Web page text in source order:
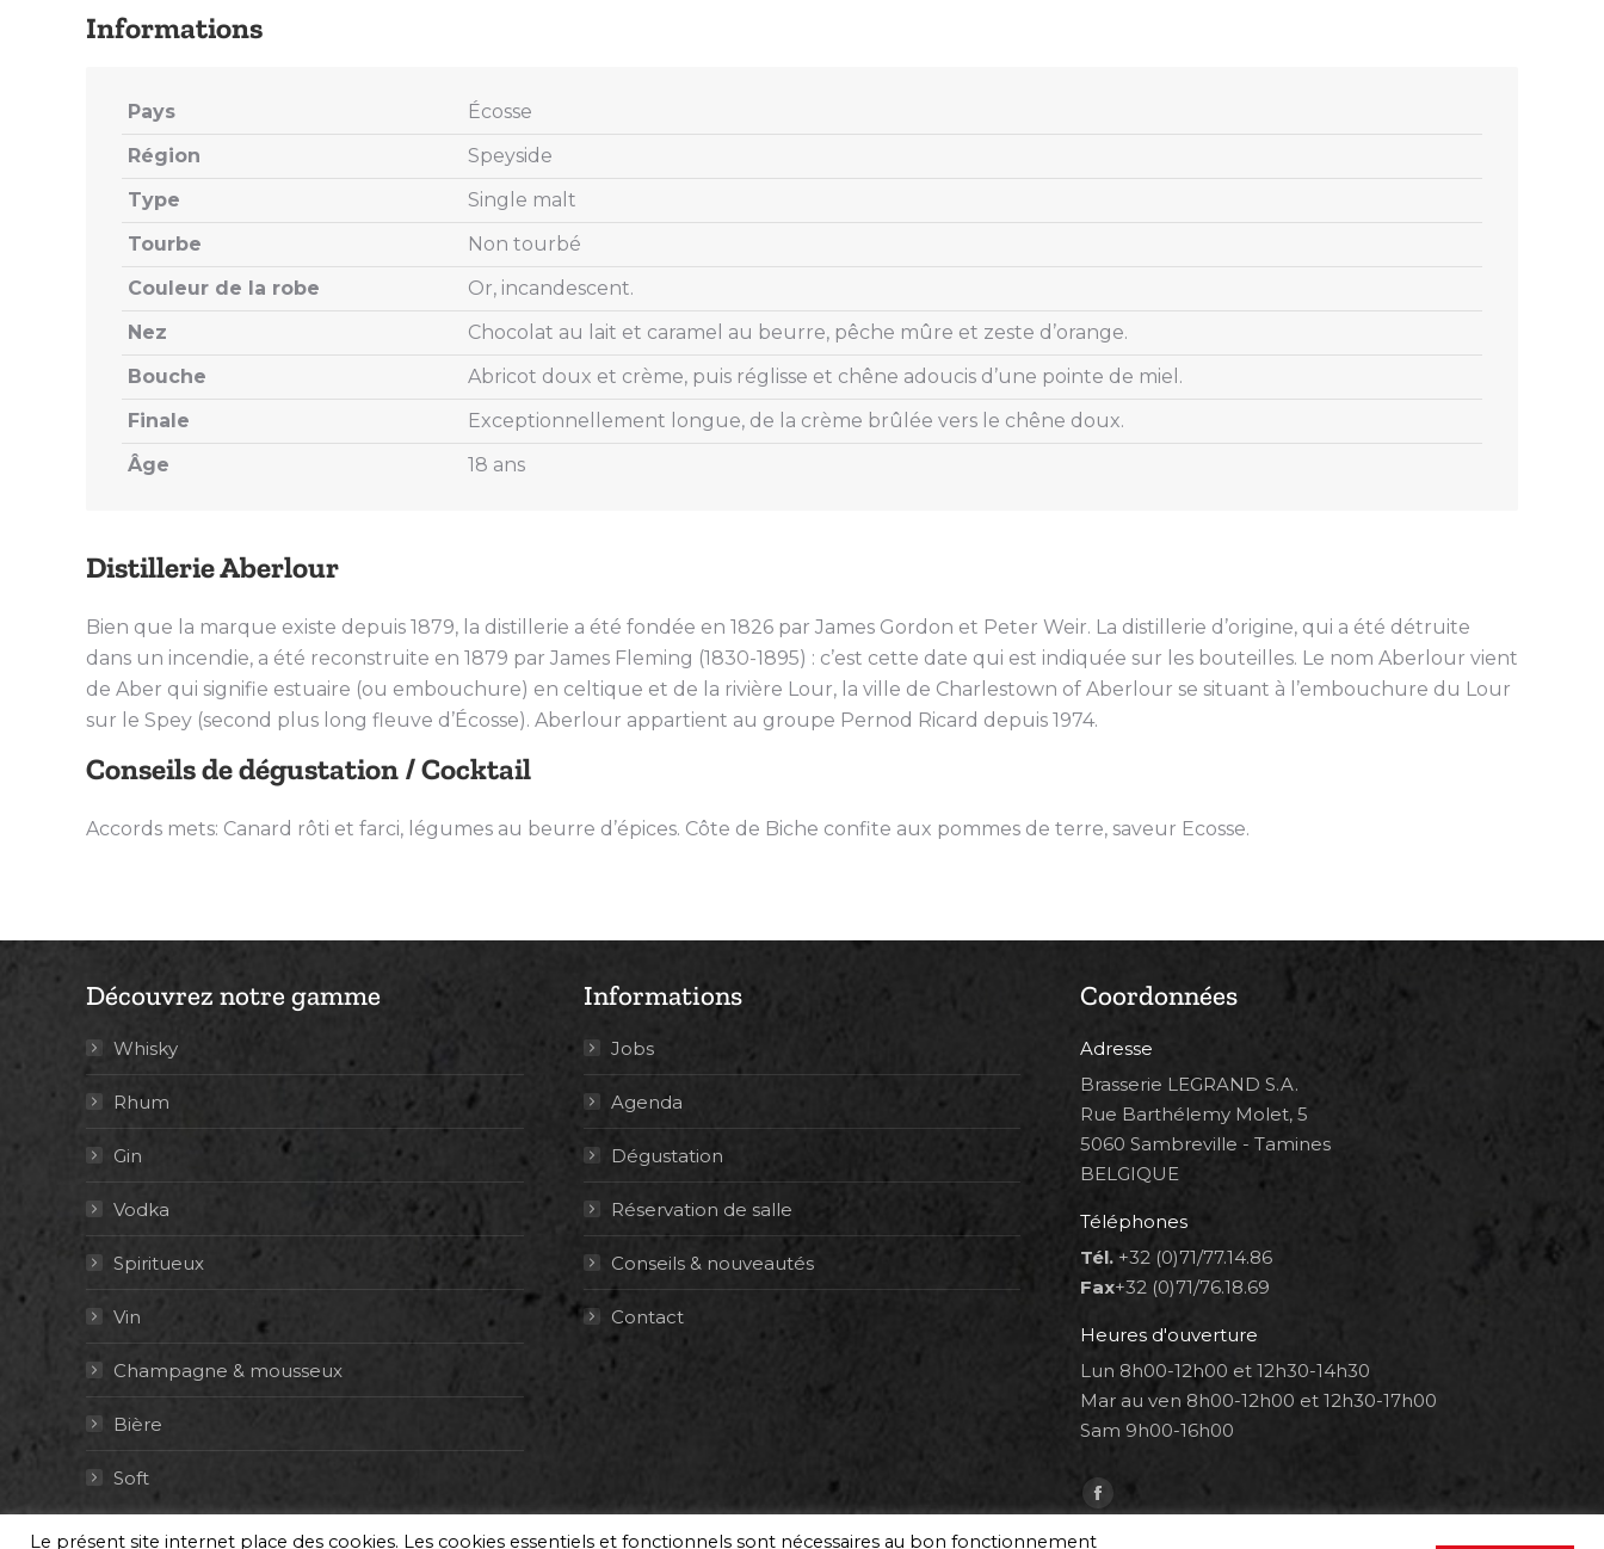
Distillerie Aberlour
Bien que la marque existe depuis 1879, la distillerie a été fondée en 1826 par James Gordon et Peter Weir. La distillerie d’origine, qui a été détruite
dans un incendie, a été reconstruite en 1879 par James Fleming (1830-1895) : c’est cette date qui est indiquée sur les bouteilles. Le nom Aberlour vient
de Aber qui signifie estuaire (ou embouchure) en celtique et de la rivière Lour, la ville de Charlestown of Aberlour se situant à l’embouchure du Lour
sur le Spey (second plus long fleuve d’Écosse). Aberlour appartient au groupe Pernod Ricard depuis 1974.
Conseils de dégustation / Cocktail
Accords mets: Canard rôti et farci, légumes au beurre d’épices. Côte de Biche confite aux pommes de terre, saveur Ecosse.
Pays
Écosse
Région
Speyside
Type
Single malt
Tourbe
Non tourbé
Couleur de la robe
Or, incandescent.
Nez
Chocolat au lait et caramel au beurre, pêche mûre et zeste d’orange.
Bouche
Abricot doux et crème, puis réglisse et chêne adoucis d’une pointe de miel.
Finale
Exceptionnellement longue, de la crème brûlée vers le chêne doux.
Âge
18 ans
Découvrez notre gamme
Whisky
Rhum
Gin
Vodka
Spiritueux
Vin
Champagne & mousseux
Bière
Soft
Informations
Jobs
Agenda
Dégustation
Réservation de salle
Conseils & nouveautés
Contact
Coordonnées
Adresse
Brasserie LEGRAND S.A.
Rue Barthélemy Molet, 5
5060 Sambreville - Tamines
BELGIQUE
Téléphones
Tél. +32 (0)71/77.14.86
Fax+32 (0)71/76.18.69
Heures d'ouverture
Lun 8h00-12h00 et 12h30-14h30
Mar au ven 8h00-12h00 et 12h30-17h00
Sam 9h00-16h00
Trouvez nous sur :
Facebook
page
Le présent site internet place des cookies. Les cookies essentiels et fonctionnels sont nécessaires au bon fonctionnement